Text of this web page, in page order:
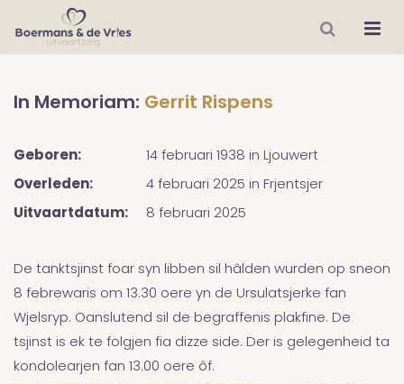
In Memoriam: Gerrit Rispens
Geboren: 14 februari 1938 in Ljouwert
Overleden: 4 februari 2025 in Frjentsjer
Uitvaartdatum: 8 februari 2025
De tanktsjinst foar syn libben sil hâlden wurden op sneon
8 febrewaris om 13.30 oere yn de Ursulatsjerke fan
Wjelsryp. Oanslutend sil de begraffenis plakfine. De
tsjinst is ek te folgjen fia dizze side. Der is gelegenheid ta
kondolearjen fan 13.00 oere ôf.